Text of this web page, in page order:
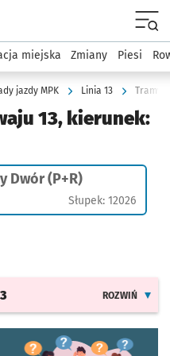
podserwis: Komunikacja
miejska Zmiany Piesi
jazdy MPK Linia 13
13, kierunek:
Dwór (P+R)
Słupek: 12026
ROZWIŃ